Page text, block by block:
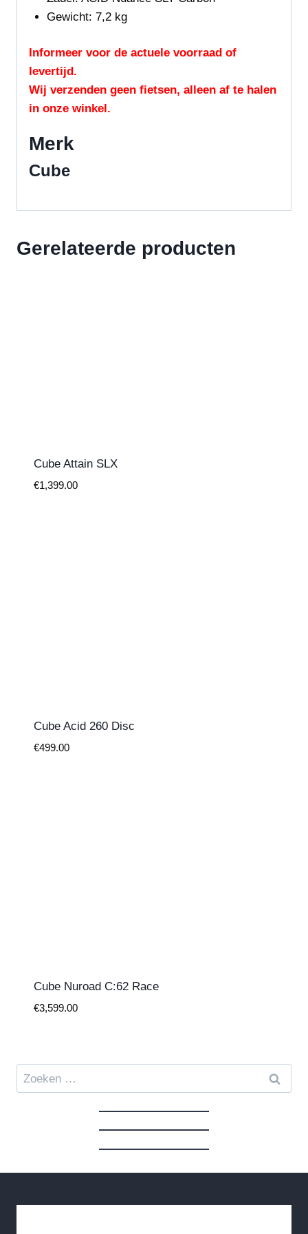
Gewicht: 7,2 kg
Informeer voor de actuele voorraad of
levertijd.
Wij verzenden geen fietsen, alleen af te halen
in onze winkel.
Merk
Cube
Gerelateerde producten
Cube Attain SLX
€1,399.00
Cube Acid 260 Disc
€499.00
Cube Nuroad C:62 Race
€3,599.00
Zoeken
naar: